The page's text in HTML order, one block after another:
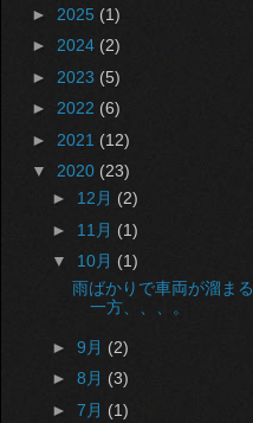
► 2025 (1)
► 2024 (2)
► 2023 (5)
► 2022 (6)
► 2021 (12)
▼ 2020 (23)
► 12月 (2)
► 11月 (1)
▼ 10月 (1)
雨ばかりで車両が溜まる
一方、、、。
► 9月 (2)
► 8月 (3)
► 7月 (1)